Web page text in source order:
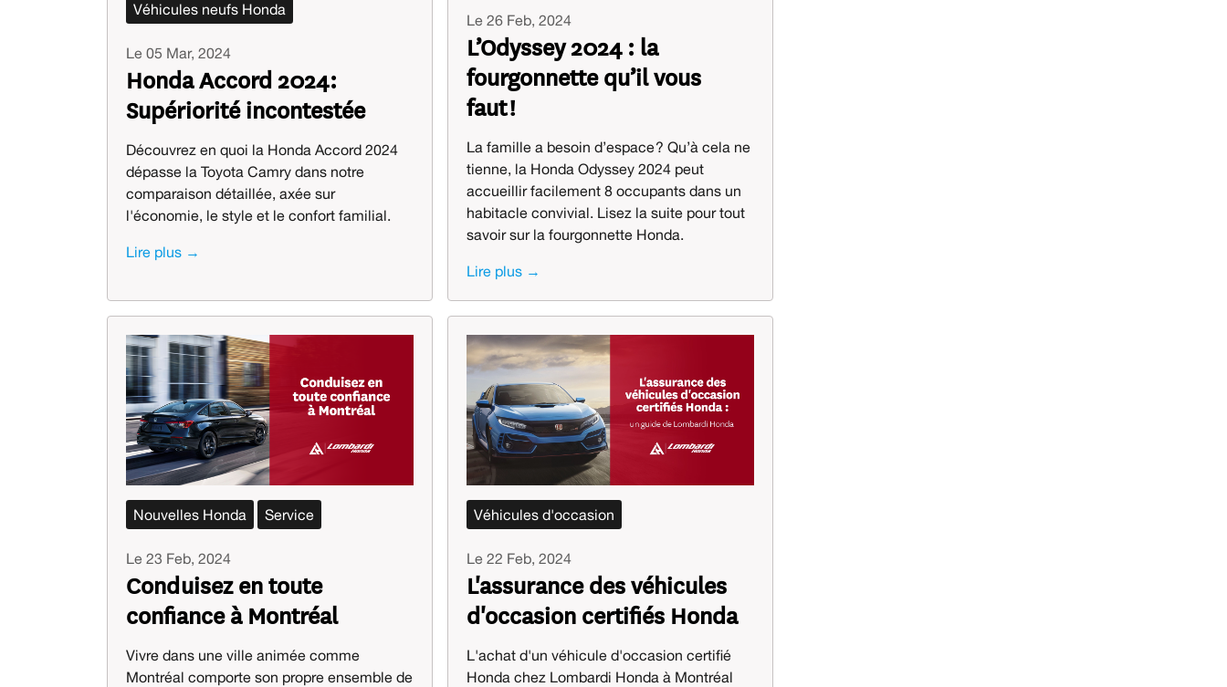
Véhicules neufs Honda
Le 05 Mar, 2024
Honda Accord 2024:
Supériorité incontestée
Découvrez en quoi la Honda Accord 2024
dépasse la Toyota Camry dans notre
comparaison détaillée, axée sur
l'économie, le style et le confort familial.
Lire plus →
Le 26 Feb, 2024
L’Odyssey 2024 : la
fourgonnette qu’il vous
faut !
La famille a besoin d’espace ? Qu’à cela ne
tienne, la Honda Odyssey 2024 peut
accueillir facilement 8 occupants dans un
habitacle convivial. Lisez la suite pour tout
savoir sur la fourgonnette Honda.
Lire plus →
Nouvelles Honda Service
Le 23 Feb, 2024
Conduisez en toute
confiance à Montréal
Vivre dans une ville animée comme
Montréal comporte son propre ensemble de
Véhicules d'occasion
Le 22 Feb, 2024
L'assurance des véhicules
d'occasion certifiés Honda
L'achat d'un véhicule d'occasion certifié
Honda chez Lombardi Honda à Montréal